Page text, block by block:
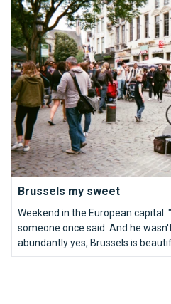
Brussels my sweet
Weekend in the European capital.
someone once said. And he
abundantly yes, Brussels is